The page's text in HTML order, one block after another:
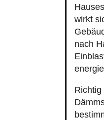
wirkt
nach